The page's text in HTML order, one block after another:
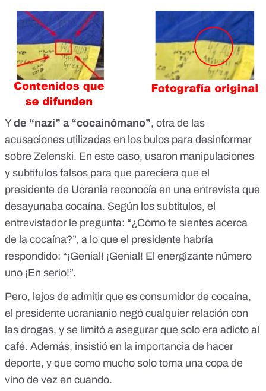
Yde “nazi” a “cocainómano”, otra de las
acusaciones utilizadas en los bulos para desinformar
sobre Zelenski. En este caso, usaron manipulaciones
y subtítulos falsos para que pareciera que el
presidente de Ucrania reconocía en una entrevista que
desayunaba cocaína. Según los subtítulos, el
entrevistador le pregunta: “¿Cómo te sientes acerca
de la cocaína?”, a lo que el presidente habría
respondido: “¡Genial! ¡Genial! El energizante número
uno ¡En serio!”.
Pero, lejos de admitir que es consumidor de cocaína,
el presidente ucranianio negó cualquier relación con
las drogas, y se limitó a asegurar que solo era adicto al
café. Además, insistió en la importancia de hacer
deporte, y que como mucho solo toma una copa de
vino de vez en cuando.